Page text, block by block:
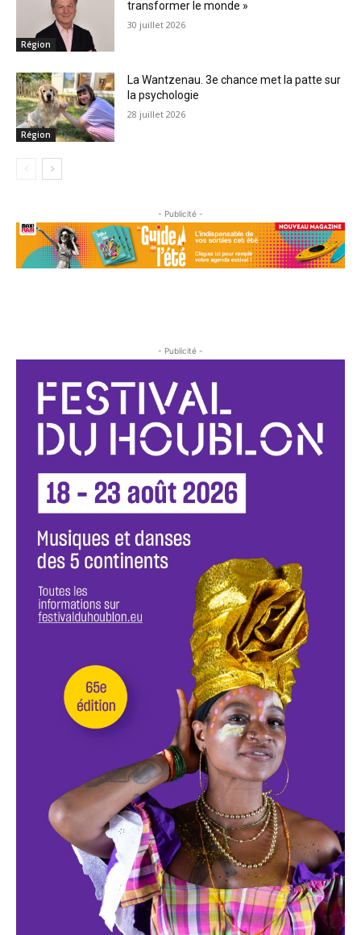
Région
transformer le monde »
30 juillet 2026
Région
La Wantzenau. 3e chance met la patte sur
la psychologie
28 juillet 2026
- Publicité -
- Publicité -